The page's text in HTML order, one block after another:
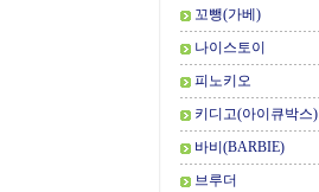
꼬뺑(가베)
나이스토이
피노키오
키디고(아이큐박스)
바비(BARBIE)
브루더